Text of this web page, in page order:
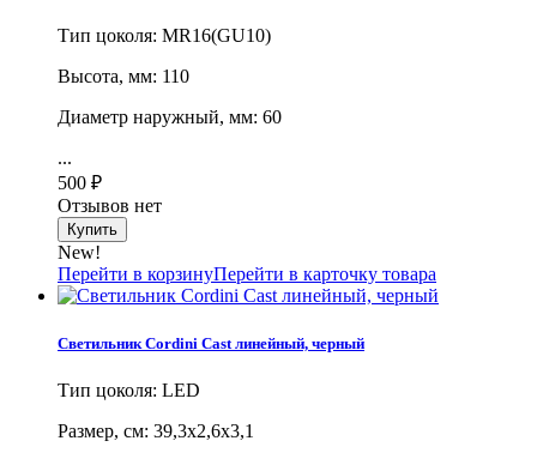
Тип цоколя: MR16(GU10)
Высота, мм: 110
Диаметр наружный, мм: 60
...
500 ₽
Отзывов нет
New!
Перейти в корзинуПерейти в карточку товара
Светильник Cordini Cast линейный, черный
Тип цоколя: LED
Размер, cм: 39,3х2,6х3,1